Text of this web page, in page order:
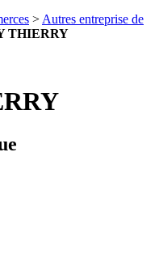
> Autres entreprise de
THIERRY